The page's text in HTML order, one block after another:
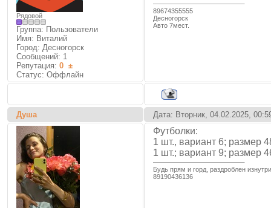
Рядовой
Группа: Пользователи
Имя: Виталий
Город: Десногорск
Сообщений: 1
Репутация: 0 ±
Статус: Оффлайн
89674355555
Десногорск
Авто 7мест.
Душа Дата: Вторник, 04.02.2025,
Футболки:
1 шт., вариант 6; размер
1 шт.; вариант 9; размер
Будь прям и горд, раздроблен
89190436136